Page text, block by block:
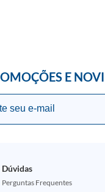
E
Dúvidas
Perguntas Frequentes